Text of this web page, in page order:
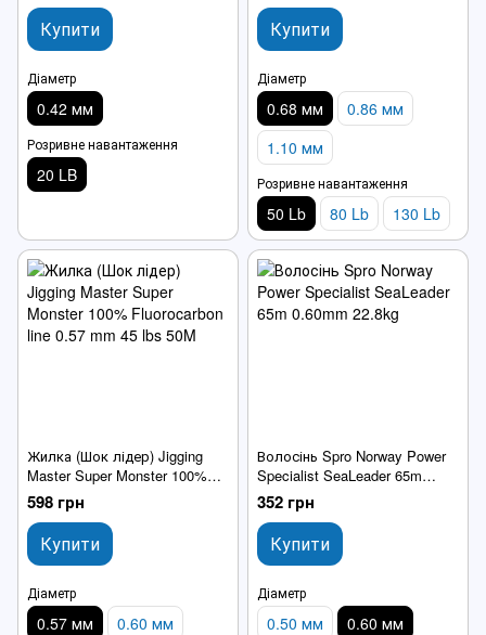
Купити
Діаметр
0.42 мм
Розривне навантаження
20 LB
Купити
Діаметр
0.68 мм
0.86 мм
1.10 мм
Розривне навантаження
50 Lb 80 Lb 130 Lb
Жилка (Шок лідер) Jigging
Master Super Monster 100%
Fluorocarbon line 0.57 mm 45
lbs 50M
598 грн
Купити
Діаметр
0.57 мм
0.60 мм
Волосінь Spro Norway Power
Specialist SeaLeader 65m
0.60mm 22.8kg
352 грн
Купити
Діаметр
0.50 мм
0.60 мм